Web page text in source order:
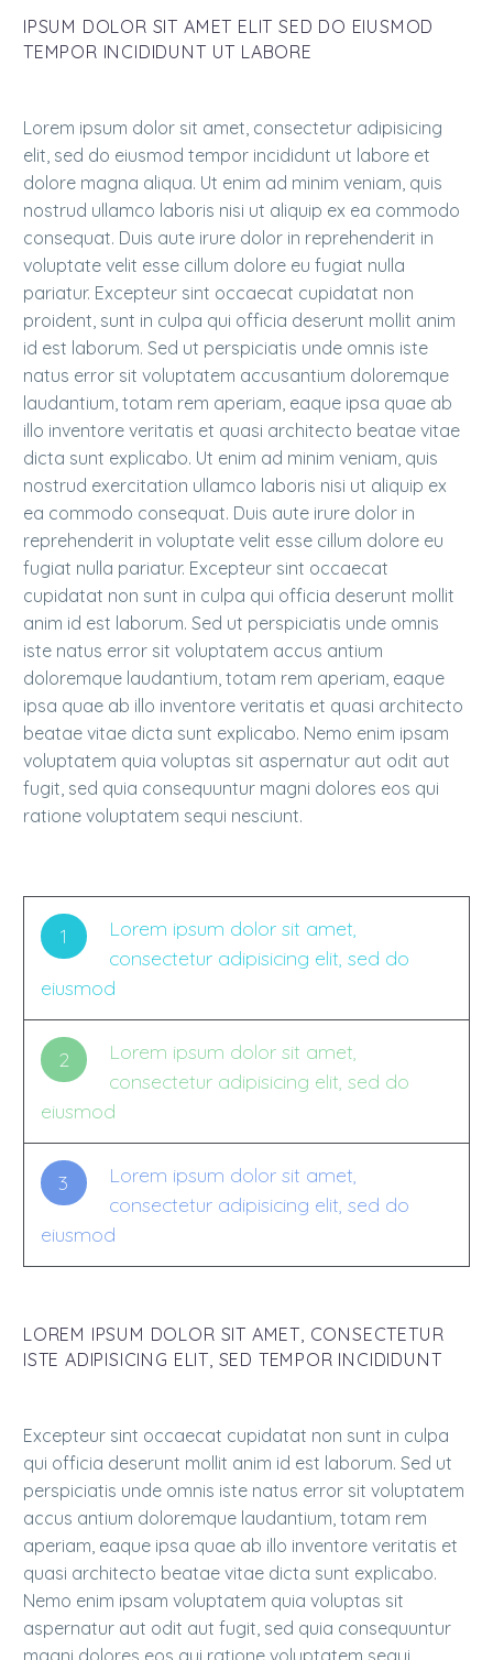
IPSUM DOLOR SIT AMET ELIT SED DO EIUSMOD
TEMPOR INCIDIDUNT UT LABORE
Lorem ipsum dolor sit amet, consectetur adipisicing
elit, sed do eiusmod tempor incididunt ut labore et
dolore magna aliqua. Ut enim ad minim veniam, quis
nostrud ullamco laboris nisi ut aliquip ex ea commodo
consequat. Duis aute irure dolor in reprehenderit in
voluptate velit esse cillum dolore eu fugiat nulla
pariatur. Excepteur sint occaecat cupidatat non
proident, sunt in culpa qui officia deserunt mollit anim
id est laborum. Sed ut perspiciatis unde omnis iste
natus error sit voluptatem accusantium doloremque
laudantium, totam rem aperiam, eaque ipsa quae ab
illo inventore veritatis et quasi architecto beatae vitae
dicta sunt explicabo. Ut enim ad minim veniam, quis
nostrud exercitation ullamco laboris nisi ut aliquip ex
ea commodo consequat. Duis aute irure dolor in
reprehenderit in voluptate velit esse cillum dolore eu
fugiat nulla pariatur. Excepteur sint occaecat
cupidatat non sunt in culpa qui officia deserunt mollit
anim id est laborum. Sed ut perspiciatis unde omnis
iste natus error sit voluptatem accus antium
doloremque laudantium, totam rem aperiam, eaque
ipsa quae ab illo inventore veritatis et quasi architecto
beatae vitae dicta sunt explicabo. Nemo enim ipsam
voluptatem quia voluptas sit aspernatur aut odit aut
fugit, sed quia consequuntur magni dolores eos qui
ratione voluptatem sequi nesciunt.
1
Lorem ipsum dolor sit amet,
consectetur adipisicing elit, sed do
eiusmod
2
Lorem ipsum dolor sit amet,
consectetur adipisicing elit, sed do
eiusmod
3
Lorem ipsum dolor sit amet,
consectetur adipisicing elit, sed do
eiusmod
LOREM IPSUM DOLOR SIT AMET, CONSECTETUR
ISTE ADIPISICING ELIT, SED TEMPOR INCIDIDUNT
Excepteur sint occaecat cupidatat non sunt in culpa
qui officia deserunt mollit anim id est laborum. Sed ut
perspiciatis unde omnis iste natus error sit voluptatem
accus antium doloremque laudantium, totam rem
aperiam, eaque ipsa quae ab illo inventore veritatis et
quasi architecto beatae vitae dicta sunt explicabo.
Nemo enim ipsam voluptatem quia voluptas sit
aspernatur aut odit aut fugit, sed quia consequuntur
magni dolores eos qui ratione voluptatem sequi